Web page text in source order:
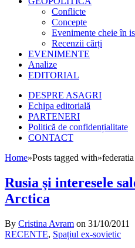
Conflicte
Concepte
Evenimente cheie în
Recenzii cărți
EVENIMENTE
Analize
EDITORIAL
DESPRE ASAGRI
Echipa editorială
PARTENERI
Politică de confidențialitate
CONTACT
Home»Posts tagged with»
Rusia şi interesele
Arctica
By Cristina Avram on 31/10/2011
RECENTE, Spațiul ex-sovietic